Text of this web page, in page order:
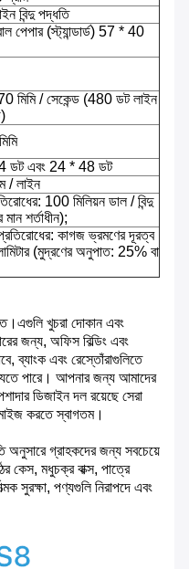
বিন্দু পদ্ধতি
পেপার (স্ট্যান্ডার্ড) 57 * 40
70 মিমি / সেকেন্ড (480 ডট লাইন
ডট এবং 24 * 48 ডট
/ লাইন
100 মিলিয়ন ডাল / বিন্দু
শর্তাধীন);
কাগজ ভ্রমণের দূরত্ব
(মুদ্রণের অনুপাত: 25% বা
খুচরা দোকান এবং
জন্য, অফিস বিল্ডিং এবং
ব্যাংক এবং রেস্তোঁরাগুলিতে
পারে। আপনার জন্য আমাদের
ডিজাইন দল রয়েছে সেরা
করতে স্বাগতম।
অনুসারে গ্রাহকদের জন্য সবচেয়ে
কেস, মধুচক্র বাক্স, পাত্রে
সুরক্ষা, পণ্যগুলি নিরাপদে এবং